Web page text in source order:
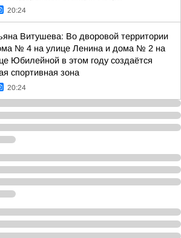
20:24
Витушева: Во дворовой территории
№ 4 на улице Ленина и дома № 2 на
Юбилейной в этом году создаётся
спортивная зона
20:24